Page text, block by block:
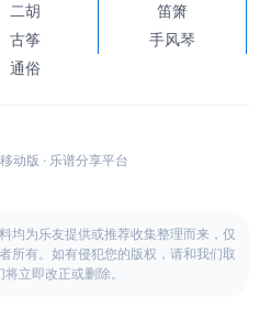
二胡
笛箫
古筝
手风琴
通俗
动版 · 乐谱分享平台
均为乐友提供或推荐收集整理而来，仅
所有。如有侵犯您的版权，请和我们取
立即改正或删除。